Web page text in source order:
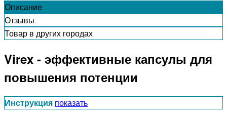
Описание
Отзывы
Товар в других городах
Virex - эффективные капсулы для
повышения потенции
Инструкция показать